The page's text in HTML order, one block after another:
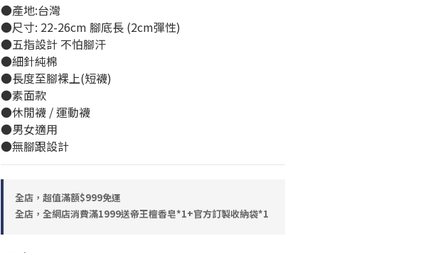
●產地:台灣
●尺寸: 22-26cm 腳底長 (2cm彈性)
●五指設計 不怕腳汗
●細針純棉
●長度至腳裸上(短襪)
●素面款
●休閒襪 / 運動襪
●男女適用
●無腳跟設計
全店，超值滿額$999免運
全店，全網店消費滿1999送帝王檀香皂*1+官方訂製收納袋*1